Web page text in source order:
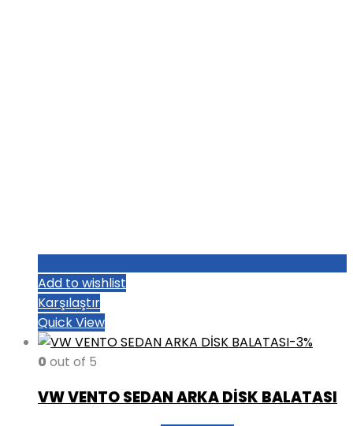
Add to wishlist
Karşılaştır
Quick View
-3%
0 out of 5
VW VENTO SEDAN ARKA DİSK BALATASI